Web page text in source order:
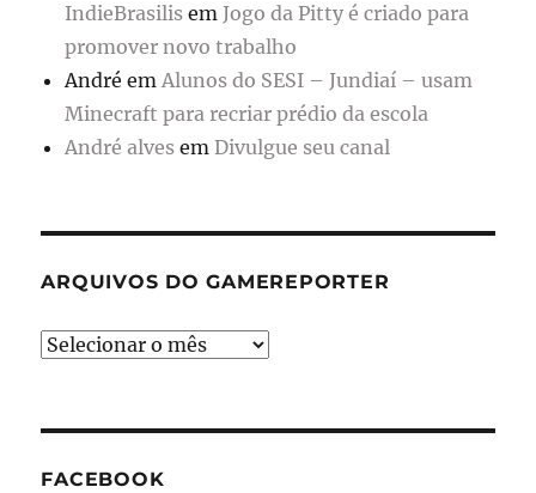
IndieBrasilis em Jogo da Pitty é criado para
promover novo trabalho
André emAlunos do SESI – Jundiaí – usam
Minecraft para recriar prédio da escola
André alves emDivulgue seu canal
ARQUIVOS DO GAMEREPORTER
Arquivos
FACEBOOK